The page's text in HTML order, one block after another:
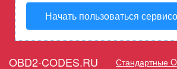
Начать пользоваться
OBD2-CODES.RU Стандартные
Acura Alfa Romeo